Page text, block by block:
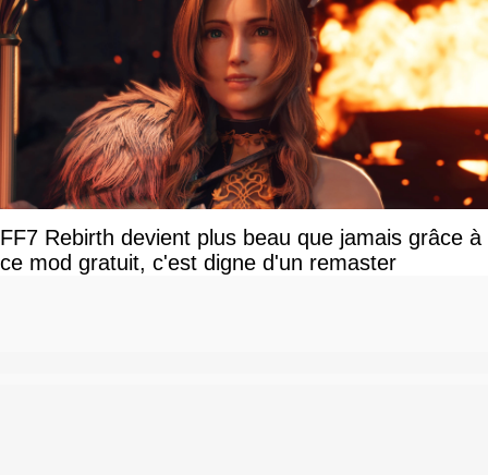
FF7 Rebirth devient plus beau que jamais grâce à
ce mod gratuit, c'est digne d'un remaster